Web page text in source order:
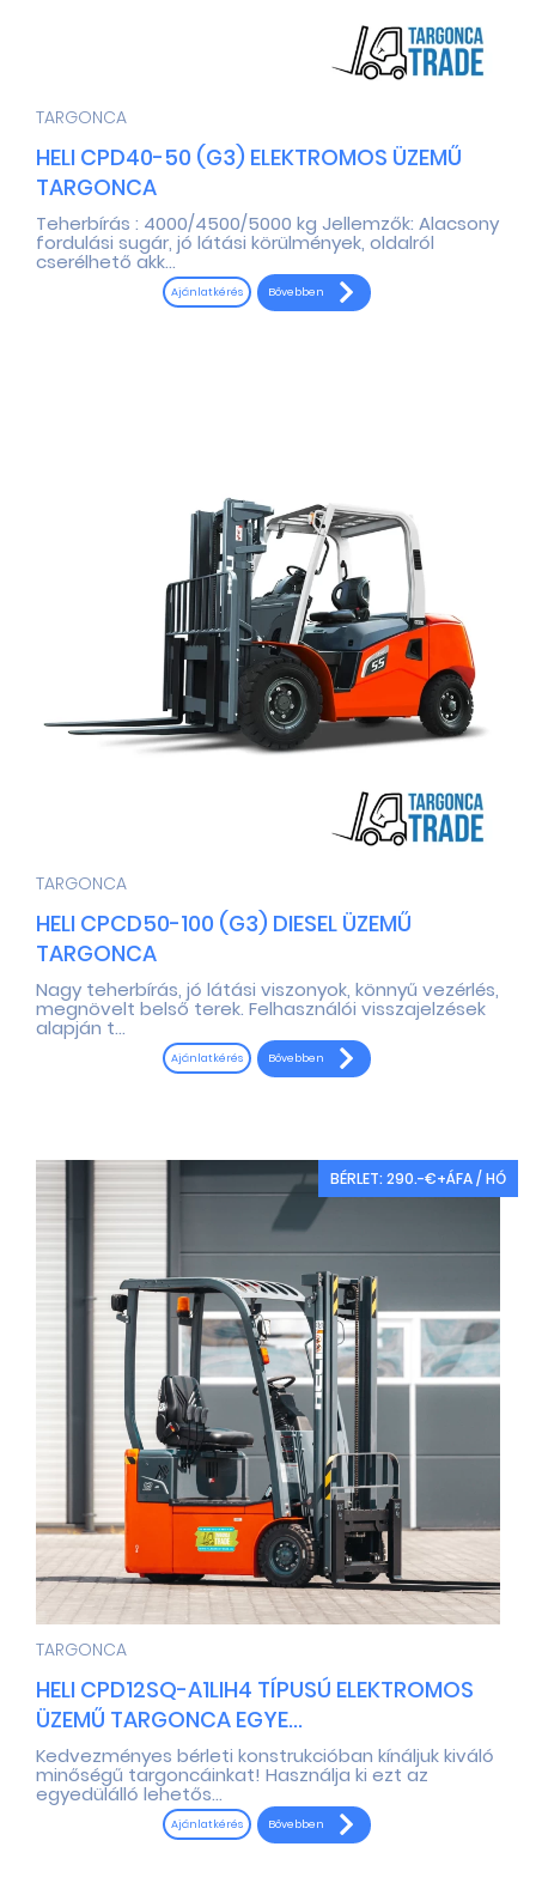
TARGONCA
HELI CPD40-50 (G3) ELEKTROMOS ÜZEMŰ
TARGONCA
Teherbírás : 4000/4500/5000 kg Jellemzők: Alacsony
fordulási sugár, jó látási körülmények, oldalról
cserélhető akk...
Ajánlatkérés Bővebben
TARGONCA
HELI CPCD50-100 (G3) DIESEL ÜZEMŰ
TARGONCA
Nagy teherbírás, jó látási viszonyok, könnyű vezérlés,
megnövelt belső terek. Felhasználói visszajelzések
alapján t...
Ajánlatkérés Bővebben
BÉRLET: 290.-€+ÁFA / HÓ
TARGONCA
HELI CPD12SQ-A1LIH4 TÍPUSÚ ELEKTROMOS
ÜZEMŰ TARGONCA EGYE...
Kedvezményes bérleti konstrukcióban kínáljuk kiváló
minőségű targoncáinkat! Használja ki ezt az
egyedülálló lehetős...
Ajánlatkérés Bővebben